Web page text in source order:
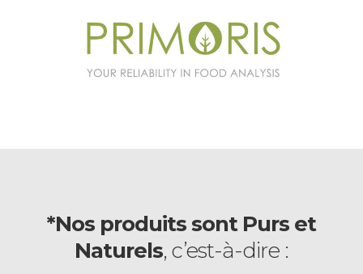
*Nos produits sont Purs et
Naturels, c’est-à-dire :